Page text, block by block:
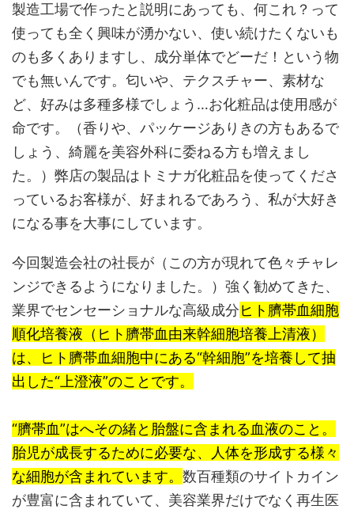
製造工場で作ったと説明にあっても、何これ？って
使っても全く興味が湧かない、使い続けたくないも
のも多くありますし、成分単体でどーだ！という物
でも無いんです。匂いや、テクスチャー、素材な
ど、好みは多種多様でしょう…お化粧品は使用感が
命です。（香りや、パッケージありきの方もあるで
しょう、綺麗を美容外科に委ねる方も増えまし
た。）弊店の製品はトミナガ化粧品を使ってくださ
っているお客様が、好まれるであろう、私が大好き
になる事を大事にしています。
今回製造会社の社長が（この方が現れて色々チャレ
ンジできるようになりました。）強く勧めてきた、
業界でセンセーショナルな高級成分ヒト臍帯血細胞
順化培養液（ヒト臍帯血由来幹細胞培養上清液）
は、ヒト臍帯血細胞中にある“幹細胞”を培養して抽
出した“上澄液”のことです。
“臍帯血”はへその緒と胎盤に含まれる血液のこと。
胎児が成長するために必要な、人体を形成する様々
な細胞が含まれています。 数百種類のサイトカイン
が豊富に含まれていて、美容業界だけでなく再生医